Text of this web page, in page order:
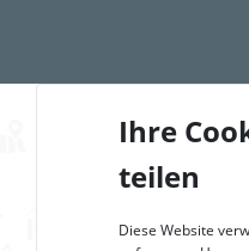
Ihre
teilen
Diese Website